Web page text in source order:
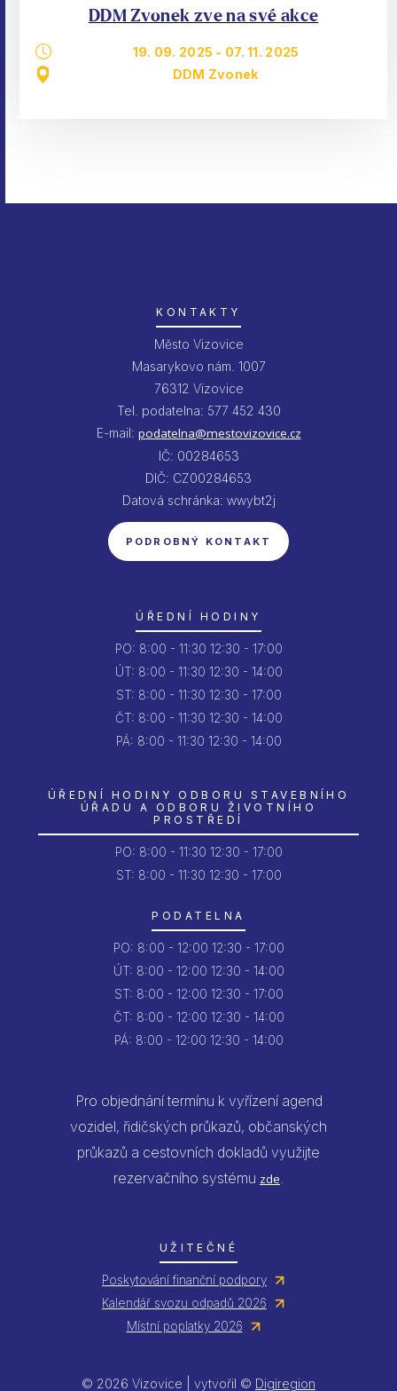
DDM Zvonek zve na své akce
19. 09. 2025 - 07. 11. 2025
DDM Zvonek
KONTAKTY
Město Vizovice
Masarykovo nám. 1007
76312 Vizovice
Tel. podatelna: 577 452 430
E-mail: podatelna@mestovizovice.cz
IČ: 00284653
DIČ: CZ00284653
Datová schránka: wwybt2j
PODROBNÝ KONTAKT
ÚŘEDNÍ HODINY
PO: 8:00 - 11:30 12:30 - 17:00
ÚT: 8:00 - 11:30 12:30 - 14:00
ST: 8:00 - 11:30 12:30 - 17:00
ČT: 8:00 - 11:30 12:30 - 14:00
PÁ: 8:00 - 11:30 12:30 - 14:00
ÚŘEDNÍ HODINY ODBORU STAVEBNÍHO
ÚŘADU A ODBORU ŽIVOTNÍHO
PROSTŘEDÍ
PO: 8:00 - 11:30 12:30 - 17:00
ST: 8:00 - 11:30 12:30 - 17:00
PODATELNA
PO: 8:00 - 12:00 12:30 - 17:00
ÚT: 8:00 - 12:00 12:30 - 14:00
ST: 8:00 - 12:00 12:30 - 17:00
ČT: 8:00 - 12:00 12:30 - 14:00
PÁ: 8:00 - 12:00 12:30 - 14:00
Pro objednání termínu k vyřízení agend
vozidel, řidičských průkazů, občanských
průkazů a cestovních dokladů využijte
rezervačního systému zde.
UŽITEČNÉ
Poskytování finanční podpory
Kalendář svozu odpadů 2026
Místní poplatky 2026
© 2026 Vizovice | vytvořil © Digiregion